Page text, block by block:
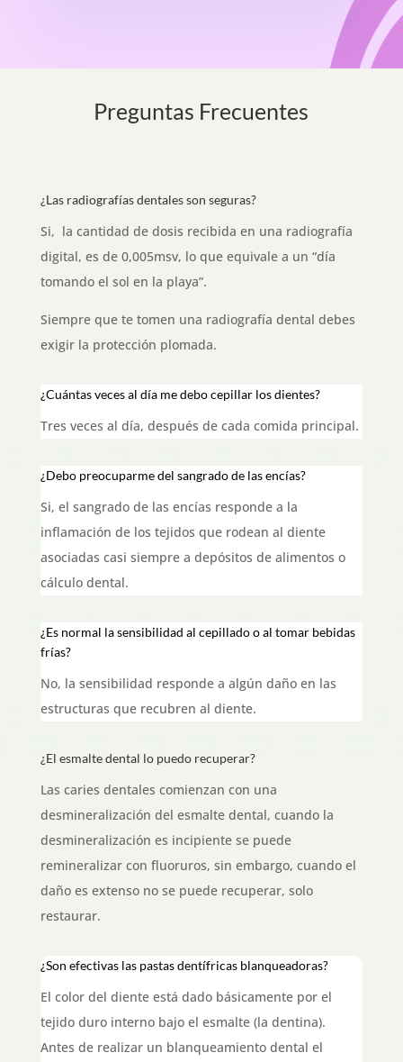
Preguntas Frecuentes
¿Las radiografías dentales son seguras?
Si, la cantidad de dosis recibida en una radiografía
digital, es de 0,005msv, lo que equivale a un “día
tomando el sol en la playa”.
Siempre que te tomen una radiografía dental debes
exigir la protección plomada.
¿Cuántas veces al día me debo cepillar los dientes?
Tres veces al día, después de cada comida principal.
¿Debo preocuparme del sangrado de las encías?
Si, el sangrado de las encías responde a la
inflamación de los tejidos que rodean al diente
asociadas casi siempre a depósitos de alimentos o
cálculo dental.
¿Es normal la sensibilidad al cepillado o al tomar bebidas
frías?
No, la sensibilidad responde a algún daño en las
estructuras que recubren al diente.
¿El esmalte dental lo puedo recuperar?
Las caries dentales comienzan con una
desmineralización del esmalte dental, cuando la
desmineralización es incipiente se puede
remineralizar con fluoruros, sin embargo, cuando el
daño es extenso no se puede recuperar, solo
restaurar.
¿Son efectivas las pastas dentífricas blanqueadoras?
El color del diente está dado básicamente por el
tejido duro interno bajo el esmalte (la dentina).
Antes de realizar un blanqueamiento dental el